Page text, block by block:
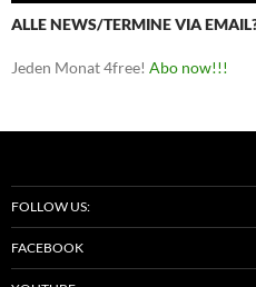
ALLE NEWS/TERMINE VIA
Jeden Monat 4free! Abo now!!!
FOLLOW US:
FACEBOOK